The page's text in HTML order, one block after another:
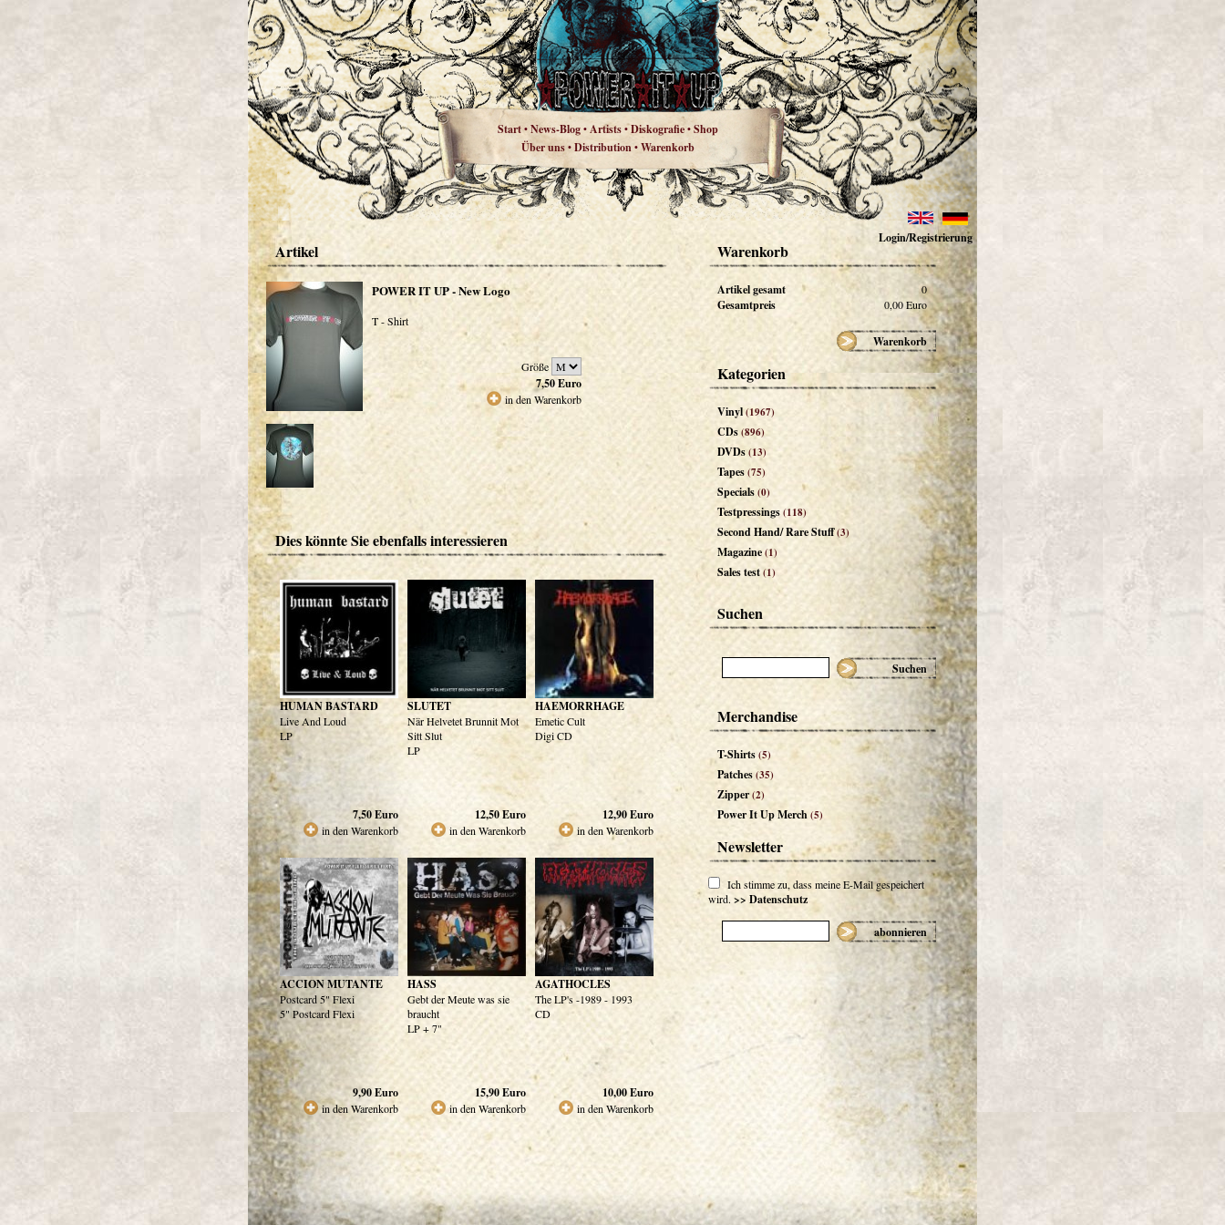
Start•News-Blog•Artists•Diskografie•Shop
Über uns•Distribution•Warenkorb
Login/Registrierung
Artikel
POWER IT UP - New Logo
T - Shirt
Größe
7,50Euro
in den Warenkorb
Dies könnte Sie ebenfalls interessieren
HUMAN BASTARD
Live And Loud
LP
7,50Euro
in den Warenkorb
SLUTET
När Helvetet Brunnit Mot
Sitt Slut
LP
12,50Euro
in den Warenkorb
HAEMORRHAGE
Emetic Cult
Digi CD
12,90Euro
in den Warenkorb
ACCION MUTANTE
Postcard 5" Flexi
5" Postcard Flexi
9,90Euro
in den Warenkorb
HASS
Gebt der Meute was sie
braucht
LP + 7"
15,90Euro
in den Warenkorb
AGATHOCLES
The LP's -1989 - 1993
CD
10,00Euro
in den Warenkorb
Warenkorb
Artikel gesamt 0
Gesamtpreis 0,00Euro
Warenkorb
Kategorien
Vinyl(1967)
CDs(896)
DVDs(13)
Tapes(75)
Specials(0)
Testpressings(118)
Second Hand/ Rare Stuff(3)
Magazine(1)
Sales test(1)
Suchen
Suchen
Merchandise
T-Shirts(5)
Patches(35)
Zipper(2)
Power It Up Merch(5)
Newsletter
Ich stimme zu, dass meine E-Mail gespeichert
wird. >> Datenschutz
abonnieren